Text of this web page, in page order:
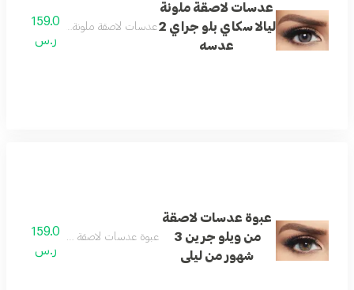
عدسات لاصقة ملونة
ليالا سكاي بلو جراي 2
عدسه
عدسات لاصقة ملونة ليالا سكاي بلو جراي
159.0
ر.س
عبوة عدسات لاصقة
من ويلو جرين 3
شهور من ليلى
عبوة عدسات لاصقة من ويلو جرين 3 شهور من ليلى
159.0
ر.س